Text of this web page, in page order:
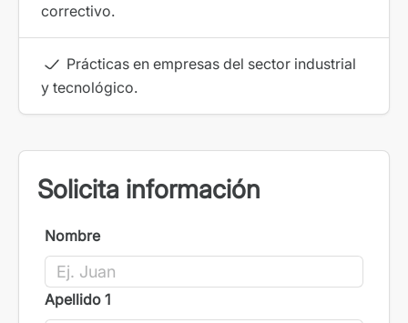
correctivo.
Prácticas en empresas del sector industrial
y tecnológico.
Solicita información
Nombre
Apellido 1